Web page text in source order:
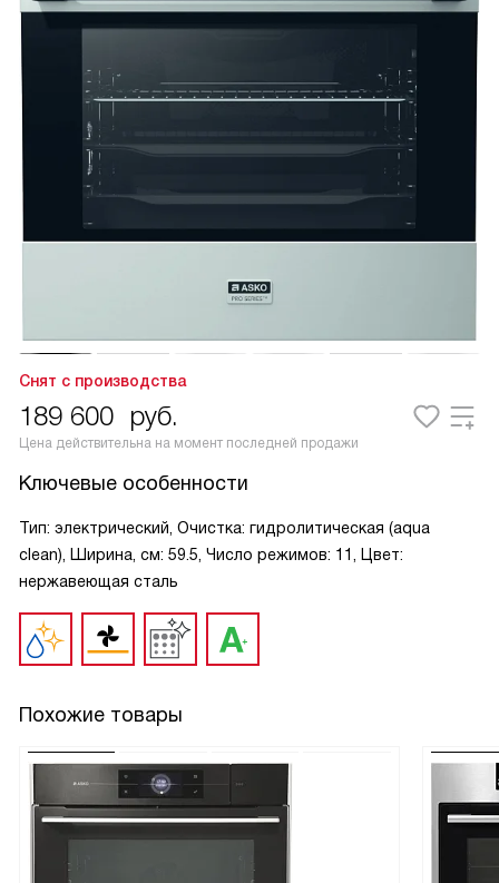
Снят с производства
189 600 руб.
Цена действительна на момент последней продажи
Ключевые особенности
Тип: электрический, Очистка: гидролитическая (aqua
clean), Ширина, см: 59.5, Число режимов: 11, Цвет:
нержавеющая сталь
Похожие товары